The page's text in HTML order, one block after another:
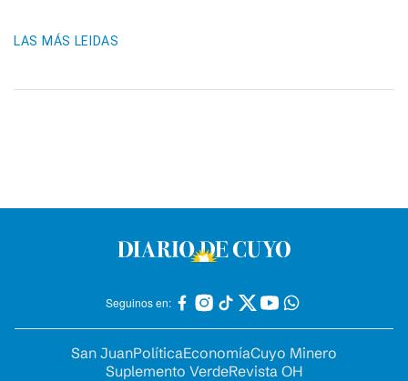
LAS MÁS LEIDAS
Seguinos en:
San JuanPolíticaEconomíaCuyo Minero
Suplemento VerdeRevista OH